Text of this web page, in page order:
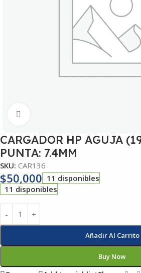
CARGADOR HP AGUJA
PUNTA: 7.4MM
SKU: CAR136
$50,000 11 disponibles
11 disponibles
Añadir Al Carrito
Buy Now